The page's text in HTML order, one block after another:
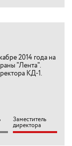
2014 года на
"Лента".
КД-1.
Заместитель
директора